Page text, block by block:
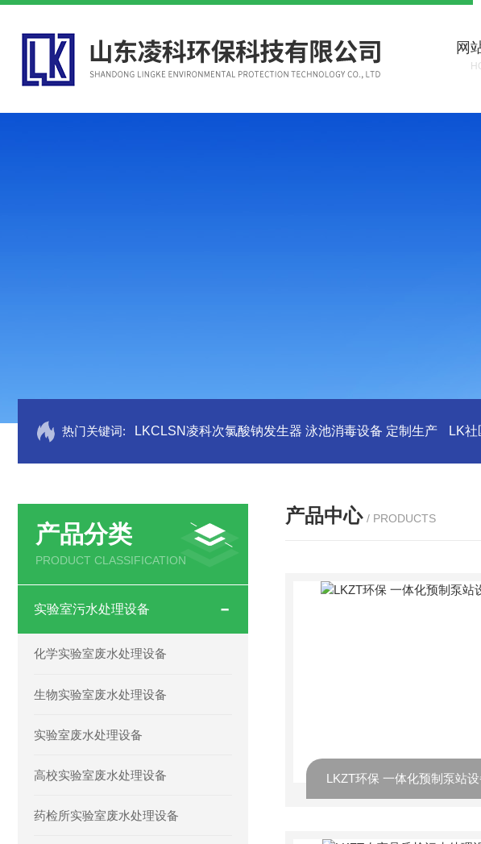
网
热门关键词: LKCLSN凌科次氯酸钠发生器 泳池消毒设备 定制生产 LK
产品分类
PRODUCT CLASSIFICATION
实验室污水处理设备
化学实验室废水处理设备
生物实验室废水处理设备
实验室废水处理设备
高校实验室废水处理设备
药检所实验室废水处理设备
产品中心 / PRODUCTS
LKZT环保 一体化预制泵站